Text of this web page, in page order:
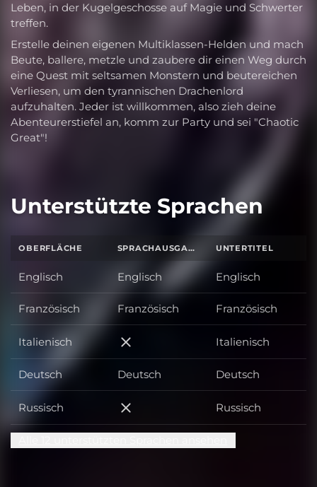
Leben, in der Kugelgeschosse auf Magie und Schwerter
treffen.
Erstelle deinen eigenen Multiklassen-Helden und mach
Beute, ballere, metzle und zaubere dir einen Weg durch
eine Quest mit seltsamen Monstern und beutereichen
Verliesen, um den tyrannischen Drachenlord
aufzuhalten. Jeder ist willkommen, also zieh deine
Abenteurerstiefel an, komm zur Party und sei "Chaotic
Great"!
Unterstützte Sprachen
OBERFLÄCHE SPRACHAUSGABE UNTERTITEL
Englisch Englisch Englisch
Französisch Französisch Französisch
Italienisch Italienisch Italienisch
Deutsch Deutsch Deutsch
Russisch Russisch Russisch